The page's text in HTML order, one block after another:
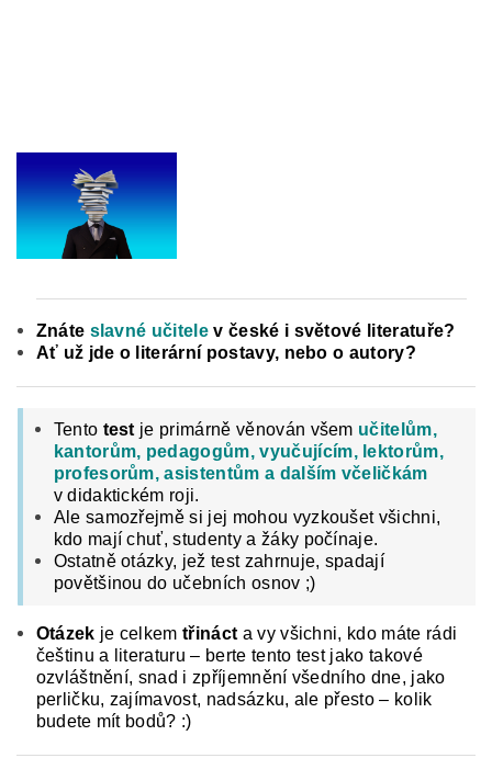
Znáte slavné učitele v české i světové literatuře?
Ať už jde o literární postavy, nebo o autory?
Tento test je primárně věnován všem učitelům,
kantorům, pedagogům, vyučujícím, lektorům,
profesorům, asistentům a dalším včeličkám
v didaktickém roji.
Ale samozřejmě si jej mohou vyzkoušet všichni,
kdo mají chuť, studenty a žáky počínaje.
Ostatně otázky, jež test zahrnuje, spadají
povětšinou do učebních osnov ;)
Otázek je celkem třináct a vy všichni, kdo máte rádi
češtinu a literaturu – berte tento test jako takové
ozvláštnění, snad i zpříjemnění všedního dne, jako
perličku, zajímavost, nadsázku, ale přesto – kolik
budete mít bodů? :)